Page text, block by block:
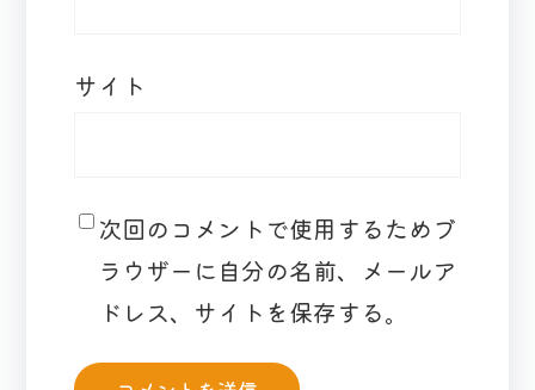
サイト
次回のコメントで使用するためブ
ラウザーに自分の名前、メールア
ドレス、サイトを保存する。